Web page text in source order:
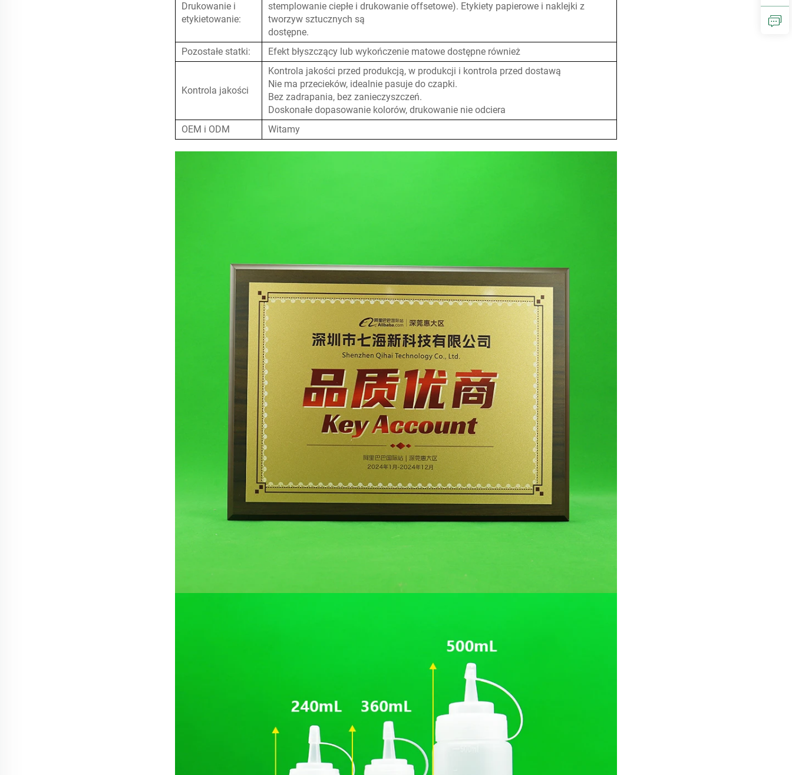
Drukowanie i
etykietowanie:
stemplowanie ciepłe i drukowanie offsetowe). Etykiety papierowe i naklejki z
tworzyw sztucznych są
dostępne.
Pozostałe statki:
Efekt błyszczący lub wykończenie matowe dostępne również
Kontrola jakości
Kontrola jakości przed produkcją, w produkcji i kontrola przed dostawą
Nie ma przecieków, idealnie pasuje do czapki.
Bez zadrapania, bez zanieczyszczeń.
Doskonałe dopasowanie kolorów, drukowanie nie odciera
OEM i ODM
Witamy